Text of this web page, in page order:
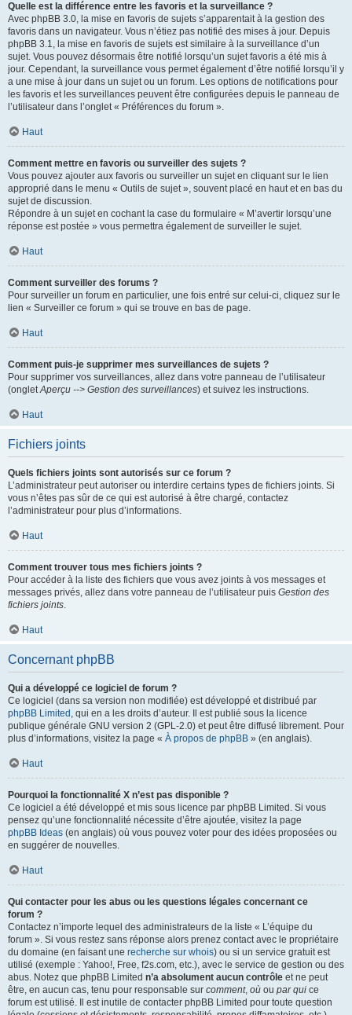
Quelle est la différence entre les favoris et la surveillance ?
Avec phpBB 3.0, la mise en favoris de sujets s’apparentait à la gestion des
favoris dans un navigateur. Vous n’étiez pas notifié des mises à jour. Depuis
phpBB 3.1, la mise en favoris de sujets est similaire à la surveillance d’un
sujet. Vous pouvez désormais être notifié lorsqu’un sujet favoris a été mis à
jour. Cependant, la surveillance vous permet également d’être notifié lorsqu’il y
a une mise à jour dans un sujet ou un forum. Les options de notifications pour
les favoris et les surveillances peuvent être configurées depuis le panneau de
l’utilisateur dans l’onglet « Préférences du forum ».
Haut
Comment mettre en favoris ou surveiller des sujets ?
Vous pouvez ajouter aux favoris ou surveiller un sujet en cliquant sur le lien
approprié dans le menu « Outils de sujet », souvent placé en haut et en bas du
sujet de discussion.
Répondre à un sujet en cochant la case du formulaire « M’avertir lorsqu’une
réponse est postée » vous permettra également de surveiller le sujet.
Haut
Comment surveiller des forums ?
Pour surveiller un forum en particulier, une fois entré sur celui-ci, cliquez sur le
lien « Surveiller ce forum » qui se trouve en bas de page.
Haut
Comment puis-je supprimer mes surveillances de sujets ?
Pour supprimer vos surveillances, allez dans votre panneau de l’utilisateur
(ongletAperçu --> Gestion des surveillances) et suivez les instructions.
Haut
Fichiers joints
Quels fichiers joints sont autorisés sur ce forum ?
L’administrateur peut autoriser ou interdire certains types de fichiers joints. Si
vous n’êtes pas sûr de ce qui est autorisé à être chargé, contactez
l’administrateur pour plus d’informations.
Haut
Comment trouver tous mes fichiers joints ?
Pour accéder à la liste des fichiers que vous avez joints à vos messages et
messages privés, allez dans votre panneau de l’utilisateur puis Gestion des
fichiers joints.
Haut
Concernant phpBB
Qui a développé ce logiciel de forum ?
Ce logiciel (dans sa version non modifiée) est développé et distribué par
phpBB Limited , qui en a les droits d’auteur. Il est publié sous la licence
publique générale GNU version 2 (GPL-2.0) et peut être diffusé librement. Pour
plus d’informations, visitez la page « À propos de phpBB » (en anglais).
Haut
Pourquoi la fonctionnalité X n’est pas disponible ?
Ce logiciel a été développé et mis sous licence par phpBB Limited. Si vous
pensez qu’une fonctionnalité nécessite d’être ajoutée, visitez la page
phpBB Ideas (en anglais) où vous pouvez voter pour des idées proposées ou
en suggérer de nouvelles.
Haut
Qui contacter pour les abus ou les questions légales concernant ce
forum ?
Contactez n’importe lequel des administrateurs de la liste « L’équipe du
forum ». Si vous restez sans réponse alors prenez contact avec le propriétaire
du domaine (en faisant une recherche sur whois) ou si un service gratuit est
utilisé (exemple : Yahoo!, Free, f2s.com, etc.), avec le service de gestion ou des
abus. Notez que phpBB Limited n’a absolument aucun contrôle et ne peut
être, en aucun cas, tenu pour responsable sur comment, où ou par qui ce
forum est utilisé. Il est inutile de contacter phpBB Limited pour toute question